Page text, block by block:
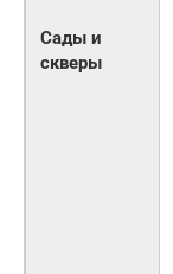
Сады и
скверы